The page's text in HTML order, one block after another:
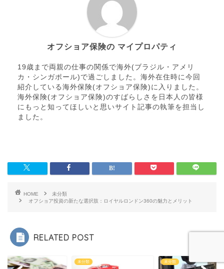
オフショア保険の マイプロパティ
19歳まで両親の仕事の関係で海外(ブラジル・アメリ
カ・シンガポール)で過ごしました。海外在住時に今回
紹介している海外保険(オフショア保険)に入りました。
海外保険(オフショア保険)のすばらしさを日本人の皆様
にもっと知ってほしいと思いサイト記事の執筆を担当し
ました。
HOME
未分類
オフショア投資の新たな選択肢：ロイヤルロンドン360の魅力とメリット
RELATED POST
未分類 未分類